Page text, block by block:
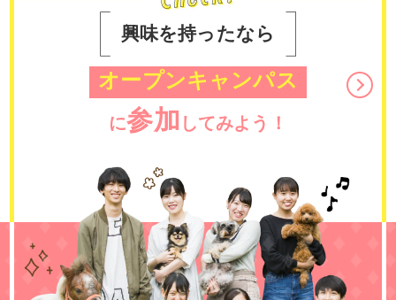
興味を持ったなら
オープンキャンパス
に参加 してみよう！